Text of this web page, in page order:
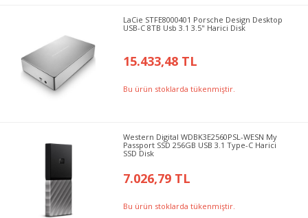
LaCie STFE8000401 Porsche Design Desktop
USB-C 8TB Usb 3.1 3.5" Harici Disk
15.433,48 TL
Bu ürün stoklarda tükenmiştir.
Western Digital WDBK3E2560PSL-WESN My
Passport SSD 256GB USB 3.1 Type-C Harici
SSD Disk
7.026,79 TL
Bu ürün stoklarda tükenmiştir.